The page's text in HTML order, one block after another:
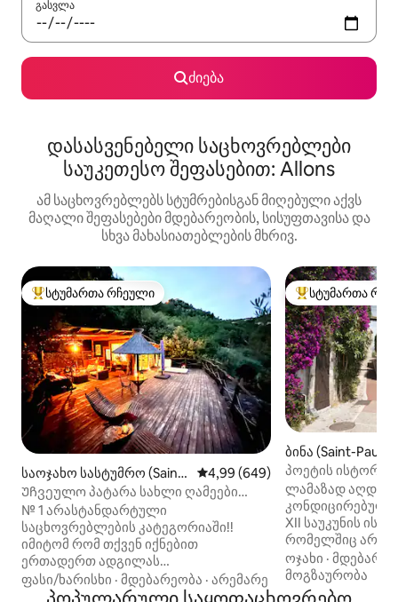
გასვლა
ძიება
დასასვენებელი საცხოვრებლები
საუკეთესო შეფასებით: Allons
ამ საცხოვრებლებს სტუმრებისგან მიღებული აქვს
მაღალი შეფასებები მდებარეობის, სისუფთავისა და
სხვა მახასიათებლების მხრივ.
სტუმართა რჩეული მოწინავე ვარიანტი
სტუმართა რჩეული
საოჯახო სასტუმრო (Saint-
Martin-du-Var)
საშუალო შეფასებაა 5‑დან
4,99 (649)
Უჩვეულო პატარა სახლი ღამეები
ჯაკუზით
№ 1 არასტანდარტული
საცხოვრებლების კატეგორიაში!!
იმიტომ რომ თქვენ იქნებით
ერთადერთ ადგილას
პროვანს‑კოტ‑დ'აზურის რეგიონში,
სადაც 500 მეტრის რადიუსში არავინ
ფასი/ხარისხი · მდებარეობა · არემარე
სტუმართა
სტუმართა
ბინა (Saint-Paul-
პოეტის
პრევერის სახლი
ლამაზად
კონდიცირებული,
XII საუკუნის
რომელშიც არის
და ჟასმინით
რომლიდანაც
ის მდებარეობს
ოჯახი ·
მოგზაურობა